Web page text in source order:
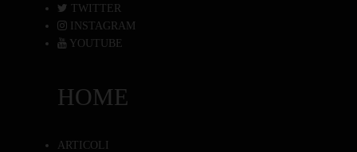
TWITTER
INSTAGRAM
YOUTUBE
HOME
ARTICOLI